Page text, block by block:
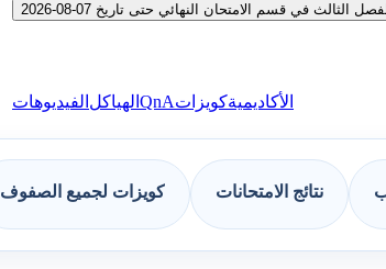
في قسم الامتحان النهائي حتى تاريخ 07-08-2026
الأكاديميةكويزاتQnA الهياكل الفيديوهات
نتائج الامتحانات كويزات لجميع الصفوف